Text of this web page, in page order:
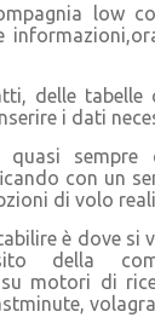
low
delle
i dati
sempre
con un
di volo
è dove si
della
su motori di